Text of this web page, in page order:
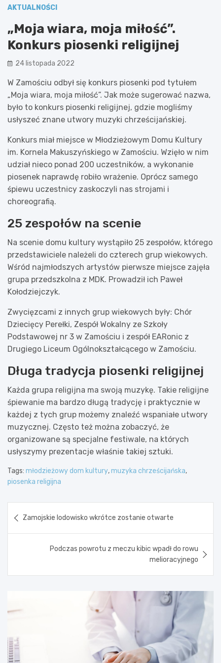
AKTUALNOŚCI
„Moja wiara, moja miłość”.
Konkurs piosenki religijnej
24 listopada 2022
W Zamościu odbył się konkurs piosenki pod tytułem
„Moja wiara, moja miłość”. Jak może sugerować nazwa,
było to konkurs piosenki religijnej, gdzie mogliśmy
usłyszeć znane utwory muzyki chrześcijańskiej.
Konkurs miał miejsce w Młodzieżowym Domu Kultury
im. Kornela Makuszyńskiego w Zamościu. Wzięło w nim
udział nieco ponad 200 uczestników, a wykonanie
piosenek naprawdę robiło wrażenie. Oprócz samego
śpiewu uczestnicy zaskoczyli nas strojami i
choreografią.
25 zespołów na scenie
Na scenie domu kultury wystąpiło 25 zespołów, którego
przedstawiciele należeli do czterech grup wiekowych.
Wśród najmłodszych artystów pierwsze miejsce zajęła
grupa przedszkolna z MDK. Prowadził ich Paweł
Kołodziejczyk.
Zwycięzcami z innych grup wiekowych były: Chór
Dziecięcy Perełki, Zespół Wokalny ze Szkoły
Podstawowej nr 3 w Zamościu i zespół EARonic z
Drugiego Liceum Ogólnokształcącego w Zamościu.
Długa tradycja piosenki religijnej
Każda grupa religijna ma swoją muzykę. Takie religijne
śpiewanie ma bardzo długą tradycję i praktycznie w
każdej z tych grup możemy znaleźć wspaniałe utwory
muzycznej. Często też można zobaczyć, że
organizowane są specjalne festiwale, na których
usłyszymy prezentacje właśnie takiej sztuki.
Tags: młodzieżowy dom kultury,muzyka chrześcijańska,
piosenka religijna
wpisu
Zamojskie lodowisko wkrótce zostanie otwarte
Podczas powrotu z meczu kibic wpadł do rowu
melioracyjnego